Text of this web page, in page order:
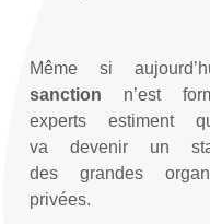
Même si
sanction n’est
experts estiment
va devenir un
des grandes
privées.